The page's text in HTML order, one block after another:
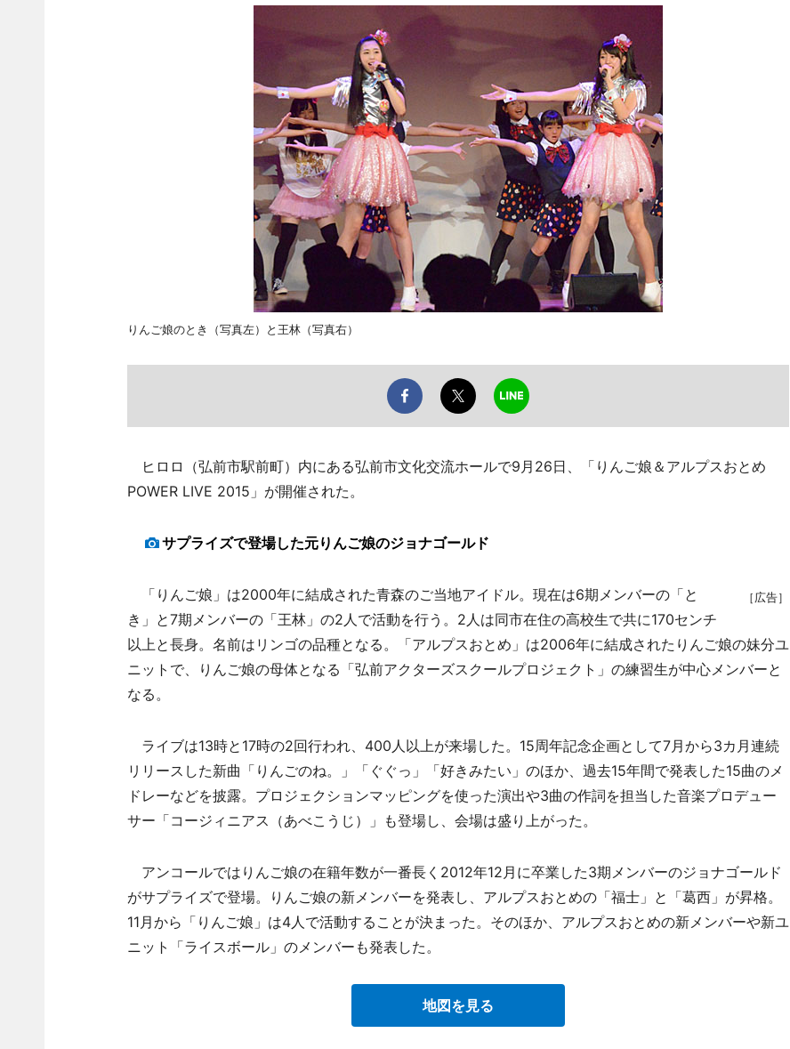
りんご娘のとき（写真左）と王林（写真右）
ヒロロ（弘前市駅前町）内にある弘前市文化交流ホールで9月26日、「りんご娘＆アルプスおとめ
POWER LIVE 2015」が開催された。
サプライズで登場した元りんご娘のジョナゴールド
［広告］
「りんご娘」は2000年に結成された青森のご当地アイドル。現在は6期メンバーの「と
き」と7期メンバーの「王林」の2人で活動を行う。2人は同市在住の高校生で共に170センチ
以上と長身。名前はリンゴの品種となる。「アルプスおとめ」は2006年に結成されたりんご娘の妹分ユ
ニットで、りんご娘の母体となる「弘前アクターズスクールプロジェクト」の練習生が中心メンバーと
なる。
ライブは13時と17時の2回行われ、400人以上が来場した。15周年記念企画として7月から3カ月連続
リリースした新曲「りんごのね。」「ぐぐっ」「好きみたい」のほか、過去15年間で発表した15曲のメ
ドレーなどを披露。プロジェクションマッピングを使った演出や3曲の作詞を担当した音楽プロデュー
サー「コージィニアス（あべこうじ）」も登場し、会場は盛り上がった。
アンコールではりんご娘の在籍年数が一番長く2012年12月に卒業した3期メンバーのジョナゴールド
がサプライズで登場。りんご娘の新メンバーを発表し、アルプスおとめの「福士」と「葛西」が昇格。
11月から「りんご娘」は4人で活動することが決まった。そのほか、アルプスおとめの新メンバーや新ユ
ニット「ライスボール」のメンバーも発表した。
地図を見る